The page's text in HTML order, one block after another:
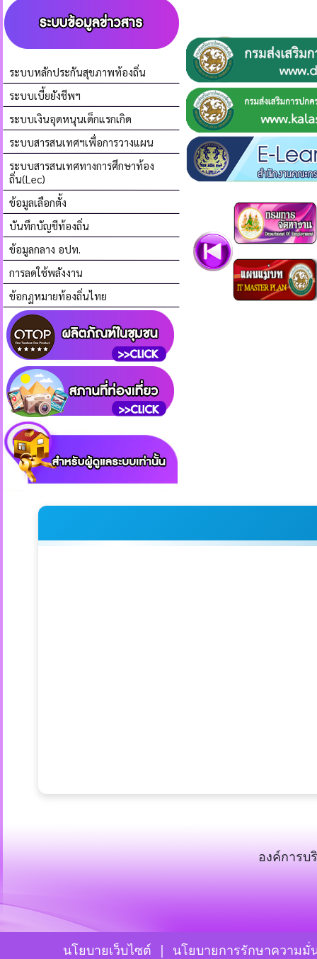
ระบบหลักประกันสุขภาพท้องถิ่น
ระบบเบี้ยยังชีพฯ
ระบบเงินอุดหนุนเด็กแรกเกิด
ระบบสารสนเทศฯเพื่อการวางแผน
ระบบสารสนเทศทางการศึกษาท้อง
ถิ่น(Lec)
ข้อมูลเลือกตั้ง
บันทึกบัญชีท้องถิ่น
ข้อมูลกลาง อปท.
การลดใช้พลังงาน
ข้อกฏหมายท้องถิ่นไทย
องค์การบ
นโยบายเว็บไซต์ | นโยบายการรักษาความมั่